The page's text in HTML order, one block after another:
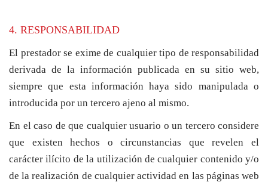
4. RESPONSABILIDAD
El prestador se exime de cualquier tipo de responsabilidad
derivada de la información publicada en su sitio web,
siempre que esta información haya sido manipulada o
introducida por un tercero ajeno al mismo.
En el caso de que cualquier usuario o un tercero considere
que existen hechos o circunstancias que revelen el
carácter ilícito de la utilización de cualquier contenido y/o
de la realización de cualquier actividad en las páginas web